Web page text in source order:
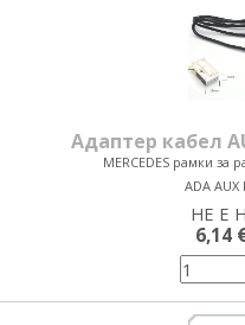
Адаптер кабел
MERCEDES рамки за
ADA AUX
НЕ Е
6,14